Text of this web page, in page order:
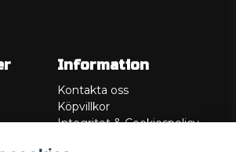
Information
Kontakta oss
Köpvillkor
Integritet & Cookiespolicy